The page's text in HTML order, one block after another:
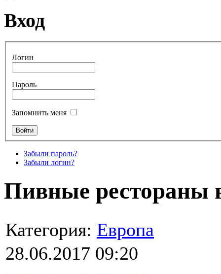
Вход
Логин
Пароль
Запомнить меня
Забыли пароль?
Забыли логин?
Пивные рестораны
Категория: Европа
28.06.2017 09:20